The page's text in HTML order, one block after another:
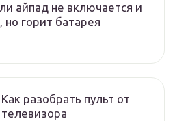
айпад не включается и
но горит батарея
Как разобрать пульт от
телевизора